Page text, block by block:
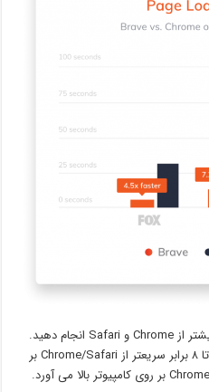
این مرورگر سایت های اخبار مهم را ۲ تا ۸ برابر سریعتر از Chrome/Safari بر